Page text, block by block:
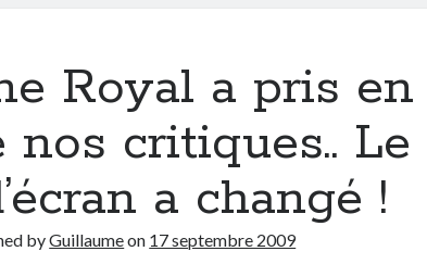
révolutionner
apéros
Royal a pris en
nos critiques.. Le
a changé !
byGuillaumeon 17 septembre 2009